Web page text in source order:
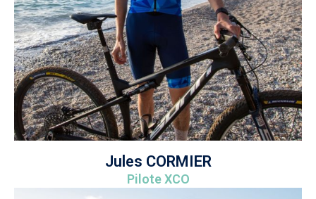
Jules CORMIER
Pilote XCO